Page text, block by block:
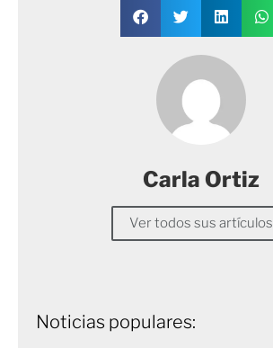
Carla Ortiz
Ver todos sus artículos
Noticias populares: